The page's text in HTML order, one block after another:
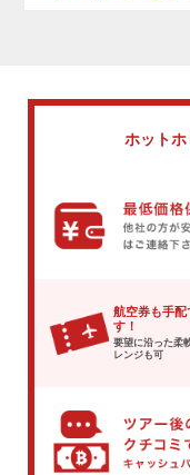
ホット
航空券も手配
す！
要望に沿った柔
レンジも可